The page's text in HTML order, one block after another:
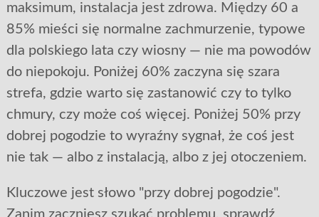
maksimum, instalacja jest zdrowa. Między 60 a
85% mieści się normalne zachmurzenie, typowe
dla polskiego lata czy wiosny — nie ma powodów
do niepokoju. Poniżej 60% zaczyna się szara
strefa, gdzie warto się zastanowić czy to tylko
chmury, czy może coś więcej. Poniżej 50% przy
dobrej pogodzie to wyraźny sygnał, że coś jest
nie tak — albo z instalacją, albo z jej otoczeniem.
Kluczowe jest słowo "przy dobrej pogodzie".